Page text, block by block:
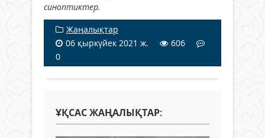
синоптиктер.
Жаңалықтар
06 қыркүйек 2021 ж.
606
0
ҰҚСАС ЖАҢАЛЫҚТАР: